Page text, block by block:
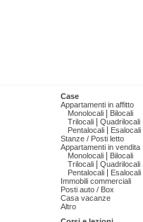
Case
Appartamenti in affitto
Monolocali
Bilocali
Trilocali
Quadrilocali
Pentalocali
Esalocali
Stanze / Posti letto
Appartamenti in vendita
Monolocali
Bilocali
Trilocali
Quadrilocali
Pentalocali
Esalocali
Immobili commerciali
Posti auto / Box
Casa vacanze
Altro